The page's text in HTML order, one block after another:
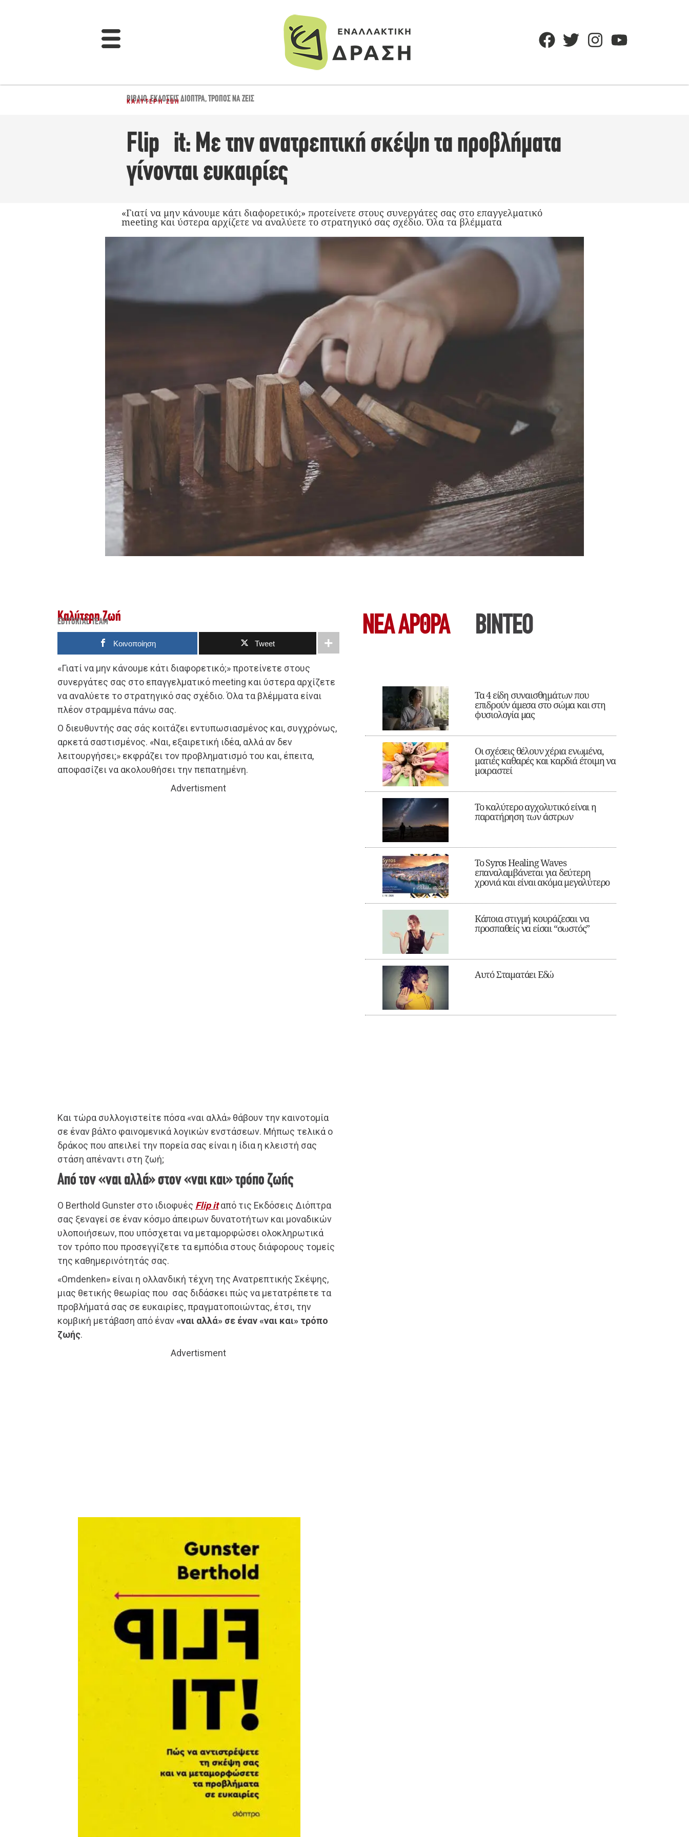
ΒΙΒΛΊΟ,ΕΚΔΌΣΕΙΣ ΔΙΌΠΤΡΑ,ΤΡΌΠΟΣ ΝΑ ΖΕΙΣ
ΚΑΛΎΤΕΡΗ ΖΩΉ
Flip it: Με την ανατρεπτική σκέψη τα προβλήματα
γίνονται ευκαιρίες
«Γιατί να μην κάνουμε κάτι διαφορετικό;» προτείνετε στους συνεργάτες σας στο επαγγελματικό
meeting και ύστερα αρχίζετε να αναλύετε το στρατηγικό σας σχέδιο. Όλα τα βλέμματα
Καλύτερη Ζωή
EDITORIAL TEAM
Κοινοποίηση Tweet
«Γιατί να μην κάνουμε κάτι διαφορετικό;» προτείνετε στους
συνεργάτες σας στο επαγγελματικό meeting και ύστερα αρχίζετε
να αναλύετε το στρατηγικό σας σχέδιο. Όλα τα βλέμματα είναι
πλέον στραμμένα πάνω σας.
Ο διευθυντής σας σάς κοιτάζει εντυπωσιασμένος και, συγχρόνως,
αρκετά σαστισμένος. «Ναι, εξαιρετική ιδέα, αλλά αν δεν
λειτουργήσει;» εκφράζει τον προβληματισμό του και, έπειτα,
αποφασίζει να ακολουθήσει την πεπατημένη.
Advertisment
Και τώρα συλλογιστείτε πόσα «ναι αλλά» θάβουν την καινοτομία
σε έναν βάλτο φαινομενικά λογικών ενστάσεων. Μήπως τελικά ο
δράκος που απειλεί την πορεία σας είναι η ίδια η κλειστή σας
στάση απέναντι στη ζωή;
Από τον «ναι αλλά» στον «ναι και» τρόπο ζωής
Ο Berthold Gunster στο ιδιοφυές Flip itαπό τις Εκδόσεις Διόπτρα
σας ξεναγεί σε έναν κόσμο άπειρων δυνατοτήτων και μοναδικών
υλοποιήσεων, που υπόσχεται να μεταμορφώσει ολοκληρωτικά
τον τρόπο που προσεγγίζετε τα εμπόδια στους διάφορους τομείς
της καθημερινότητάς σας.
«Omdenken» είναι η ολλανδική τέχνη της Ανατρεπτικής Σκέψης,
μιας θετικής θεωρίας που σας διδάσκει πώς να μετατρέπετε τα
προβλήματά σας σε ευκαιρίες, πραγματοποιώντας, έτσι, την
κομβική μετάβαση από έναν«ναι αλλά» σε έναν «ναι και» τρόπο
ζωής.
Advertisment
ΝΕΑ ΆΡΘΡΑ ΒΙΝΤΕΟ
Τα 4 είδη συναισθημάτων που
επιδρούν άμεσα στο σώμα και στη
φυσιολογία μας
Οι σχέσεις θέλουν χέρια ενωμένα,
ματιές καθαρές και καρδιά έτοιμη να
μοιραστεί
Το καλύτερο αγχολυτικό είναι η
παρατήρηση των άστρων
Το Syros Healing Waves
επαναλαμβάνεται για δεύτερη
χρονιά και είναι ακόμα μεγαλύτερο
Κάποια στιγμή κουράζεσαι να
προσπαθείς να είσαι “σωστός”
Αυτό Σταματάει Εδώ